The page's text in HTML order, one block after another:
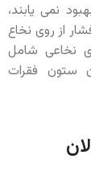
نمی یابند،
از روی نخاع
نخاعی شامل
ستون فقرات